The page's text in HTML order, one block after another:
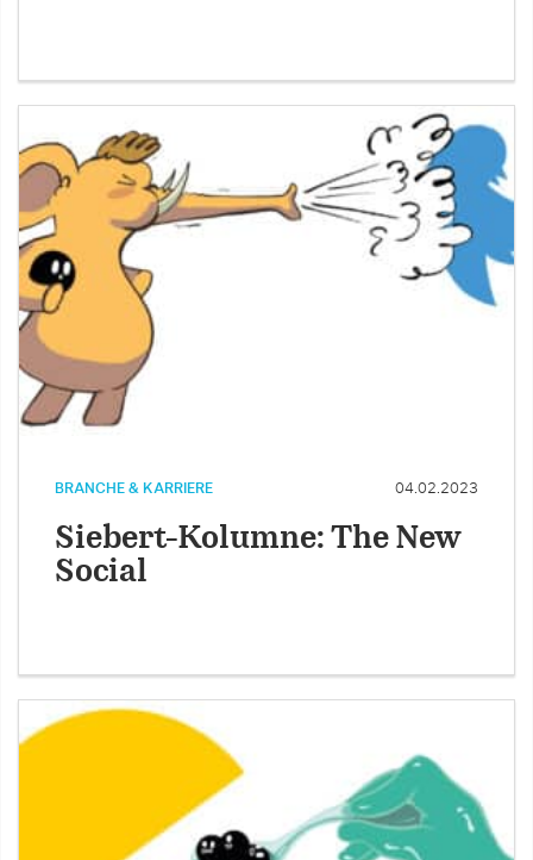
BRANCHE & KARRIERE 04.02.2023
Siebert-Kolumne: The New
Social